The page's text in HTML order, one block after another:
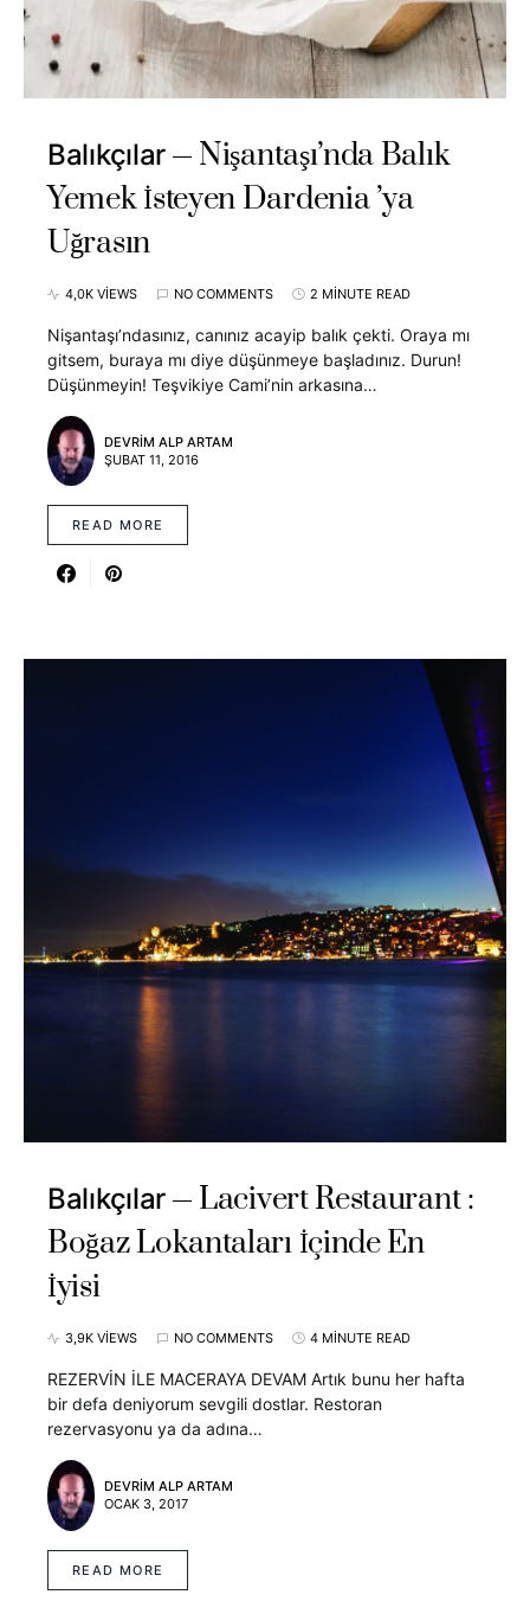
Balıkçılar
Nişantaşı’nda Balık
Yemek İsteyen Dardenia ’ya
Uğrasın
4,0K VIEWS NO COMMENTS 2 MINUTE READ
Nişantaşı’ndasınız, canınız acayip balık çekti. Oraya mı
gitsem, buraya mı diye düşünmeye başladınız. Durun!
Düşünmeyin! Teşvikiye Cami’nin arkasına…
DEVRIM ALP ARTAM
ŞUBAT 11, 2016
READ MORE
Balıkçılar
Lacivert Restaurant :
Boğaz Lokantaları İçinde En
İyisi
3,9K VIEWS NO COMMENTS 4 MINUTE READ
REZERVİN İLE MACERAYA DEVAM Artık bunu her hafta
bir defa deniyorum sevgili dostlar. Restoran
rezervasyonu ya da adına…
DEVRIM ALP ARTAM
OCAK 3, 2017
READ MORE